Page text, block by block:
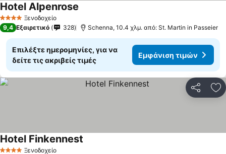
4 ΑστέριαΞενοδοχείο
Hotel Alpenrose
9,4 Εξαιρετικό 328 Schenna, 10.4 χλμ. από: St. Martin in Passeier
Επιλέξτε ημερομηνίες, για να
δείτε τις ακριβείς τιμές
Εμφάνιση τιμών
Ξενοδοχείο
Hotel Finkennest